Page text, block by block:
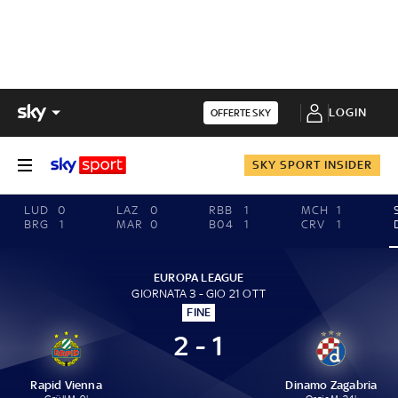
OFFERTE SKY LOGIN
SKY SPORT INSIDER
LUD
0
BRG
1
LAZ
0
MAR
0
RBB
1
B04
1
MCH
1
CRV
1
EUROPA LEAGUE
GIORNATA 3 - GIO 21 OTT
FINE
Rapid Vienna
2 - 1
Dinamo Zagabria